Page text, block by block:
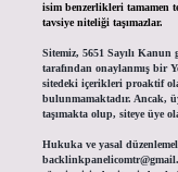
isim benzerlikleri tamamen
tavsiye niteliği taşımazlar.
Sitemiz, 5651 Sayılı
tarafından onaylanmış bir
sitedeki içerikleri proaktif
bulunmamaktadır. Ancak,
taşımakta olup, siteye üye
Hukuka ve yasal